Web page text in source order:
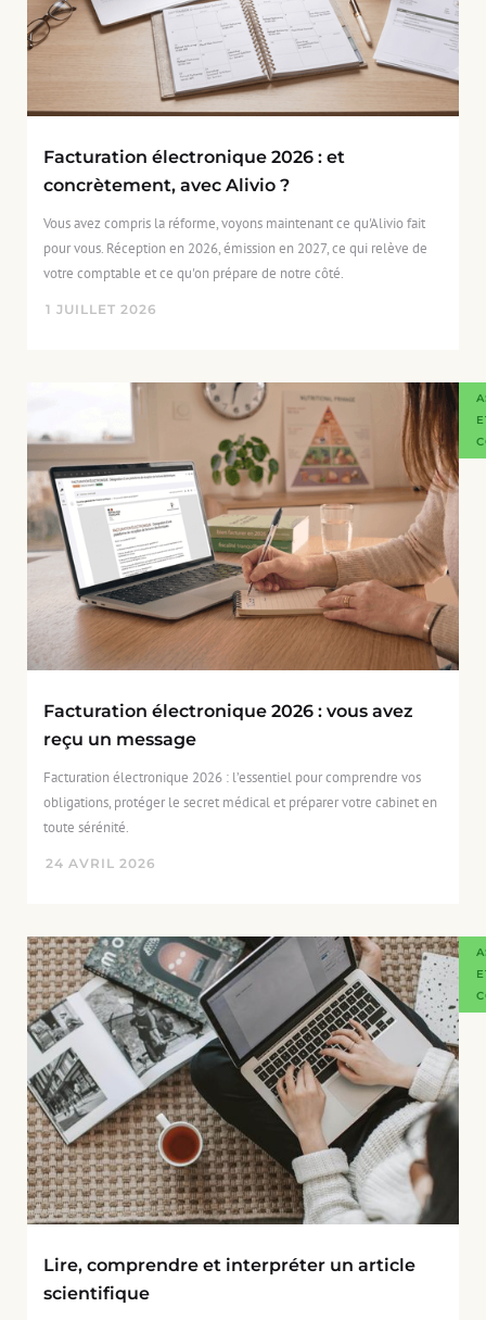
Facturation électronique 2026 : et
concrètement, avec Alivio ?
Vous avez compris la réforme, voyons maintenant ce qu'Alivio fait
pour vous. Réception en 2026, émission en 2027, ce qui relève de
votre comptable et ce qu'on prépare de notre côté.
1 JUILLET 2026
Facturation électronique 2026 : vous avez
reçu un message
Facturation électronique 2026 : l’essentiel pour comprendre vos
obligations, protéger le secret médical et préparer votre cabinet en
toute sérénité.
24 AVRIL 2026
Lire, comprendre et interpréter un article
scientifique